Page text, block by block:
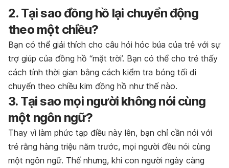
2. Tại sao đồng hồ lại chuyển động
theo một chiều?
Bạn có thể giải thích cho câu hỏi hóc búa của trẻ với sự
trợ giúp của đồng hồ “mặt trời’. Bạn có thể cho trẻ thấy
cách tính thời gian bằng cách kiểm tra bóng tối di
chuyển theo chiều kim đồng hồ như thế nào.
3. Tại sao mọi người không nói cùng
một ngôn ngữ?
Thay vì làm phức tạp điều này lên, bạn chỉ cần nói với
trẻ rằng hàng triệu năm trước, mọi người đều nói cùng
một ngôn ngữ. Thế nhưng, khi con người ngày càng